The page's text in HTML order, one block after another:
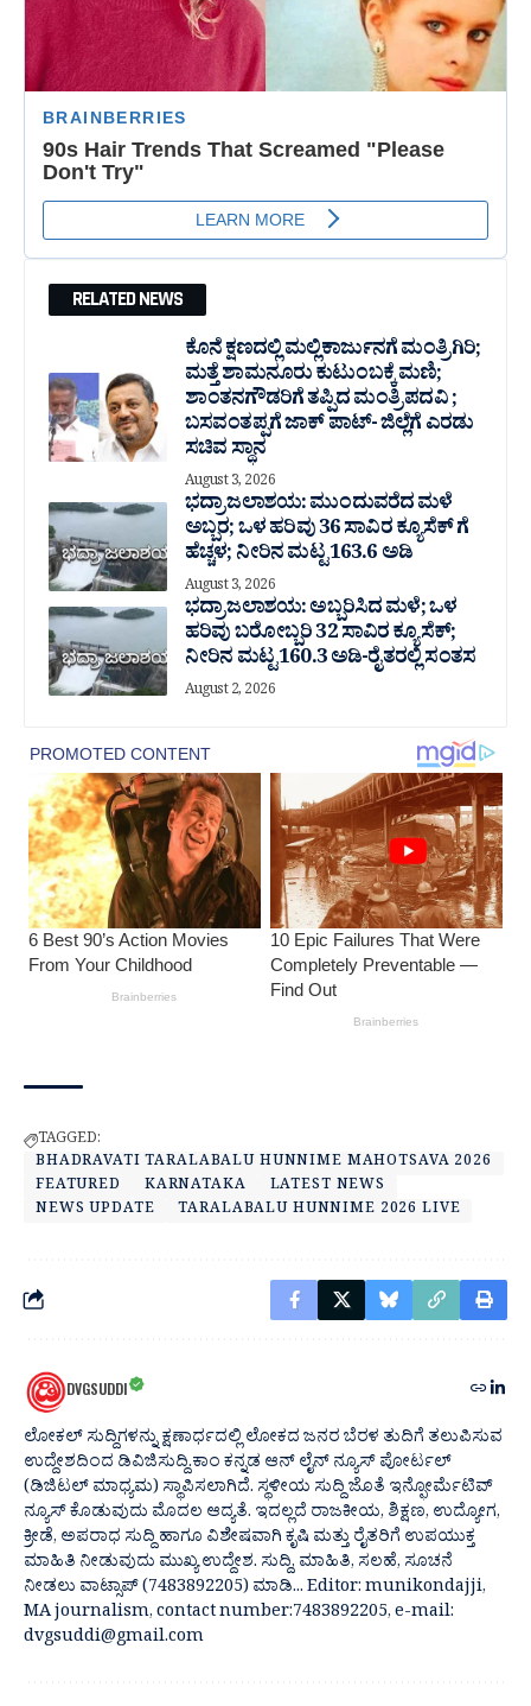
RELATED NEWS
ಕೊನೆ ಕ್ಷಣದಲ್ಲಿ ಮಲ್ಲಿಕಾರ್ಜುನಗೆ ಮಂತ್ರಿಗಿರಿ;
ಮತ್ತೆ ಶಾಮನೂರು ಕುಟುಂಬಕ್ಕೆ ಮಣಿ;
ಶಾಂತನಗೌಡರಿಗೆ ತಪ್ಪಿದ ಮಂತ್ರಿ ಪದವಿ ;
ಬಸವಂತಪ್ಪಗೆ ಜಾಕ್ ಪಾಟ್- ಜಿಲ್ಲೆಗೆ ಎರಡು
ಸಚಿವ ಸ್ಥಾನ
August 3, 2026
ಭದ್ರಾ ಜಲಾಶಯ: ಮುಂದುವರೆದ ಮಳೆ
ಅಬ್ಬರ; ಒಳ ಹರಿವು 36 ಸಾವಿರ‌ ಕ್ಯೂಸೆಕ್ ಗೆ
ಹೆಚ್ಚಳ; ನೀರಿನ ಮಟ್ಟ 163.6 ಅಡಿ
August 3, 2026
ಭದ್ರಾ ಜಲಾಶಯ: ಅಬ್ಬರಿಸಿದ ಮಳೆ; ಒಳ
ಹರಿವು ಬರೋಬ್ಬರಿ 32 ಸಾವಿರ‌ ಕ್ಯೂಸೆಕ್;
ನೀರಿನ ಮಟ್ಟ 160.3 ಅಡಿ-ರೈತರಲ್ಲಿ ಸಂತಸ
August 2, 2026
TAGGED:
BHADRAVATI TARALABALU HUNNIME MAHOTSAVA 2026
FEATURED
KARNATAKA
LATEST NEWS
NEWS UPDATE
TARALABALU HUNNIME 2026 LIVE
DVGSUDDI
ಲೋಕಲ್ ಸುದ್ದಿಗಳನ್ನು ಕ್ಷಣಾರ್ಧದಲ್ಲಿ ಲೋಕದ ಜನರ ಬೆರಳ ತುದಿಗೆ ತಲುಪಿಸುವ
ಉದ್ದೇಶದಿಂದ ಡಿವಿಜಿಸುದ್ದಿ.ಕಾಂ ಕನ್ನಡ ಆನ್ ಲೈನ್ ನ್ಯೂಸ್ ಪೋರ್ಟಲ್
(ಡಿಜಿಟಲ್ ಮಾಧ್ಯಮ) ಸ್ಥಾಪಿಸಲಾಗಿದೆ. ಸ್ಥಳೀಯ ಸುದ್ದಿ ಜೊತೆ ಇನ್ಫೋರ್ಮೆಟಿವ್
ನ್ಯೂಸ್ ಕೊಡುವುದು ಮೊದಲ ಆದ್ಯತೆ. ಇದಲ್ಲದೆ ರಾಜಕೀಯ, ಶಿಕ್ಷಣ, ಉದ್ಯೋಗ,
ಕ್ರೀಡೆ, ಅಪರಾಧ ಸುದ್ದಿ ಹಾಗೂ ವಿಶೇಷವಾಗಿ ಕೃಷಿ ಮತ್ತು ರೈತರಿಗೆ ಉಪಯುಕ್ತ
ಮಾಹಿತಿ ನೀಡುವುದು ಮುಖ್ಯ ಉದ್ದೇಶ. ಸುದ್ದಿ, ಮಾಹಿತಿ, ಸಲಹೆ, ಸೂಚನೆ
ನೀಡಲು ವಾಟ್ಸಾಪ್ (7483892205) ಮಾಡಿ... Editor: munikondajji,
MA journalism, contact number:7483892205, e-mail:
dvgsuddi@gmail.com